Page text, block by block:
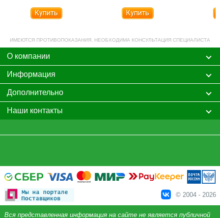
Купить Купить
ИМЕЮТСЯ ПРОТИВОПОКАЗАНИЯ. НЕОБХОДИМА КОНСУЛЬТАЦИЯ СПЕЦИАЛИСТА
О компании
Информация
Дополнительно
Наши контакты
© 2004 - 2026
Вся представленная информация на сайте не является публичной